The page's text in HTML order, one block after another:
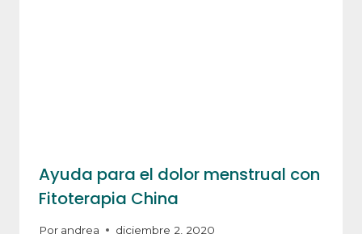
Ayuda para el dolor menstrual con
Fitoterapia China
Por andrea diciembre 2, 2020